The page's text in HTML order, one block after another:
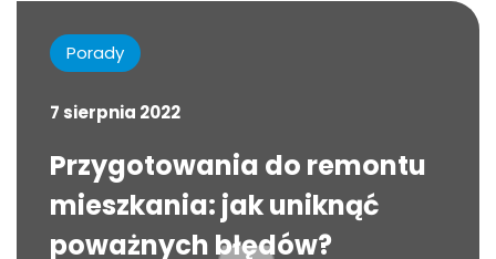
Porady
7 sierpnia 2022
Przygotowania do remontu
mieszkania: jak uniknąć
poważnych błędów?